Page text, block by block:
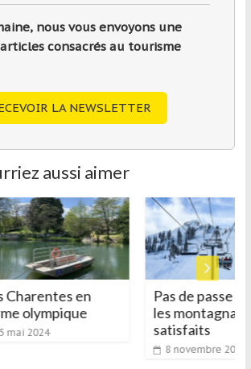
nous vous envoyons une
consacrés au tourisme
LA NEWSLETTER
aussi aimer
Charentes en
olympique
2024
Pas de passe
les montagnards
satisfaits
8 novembre 2021